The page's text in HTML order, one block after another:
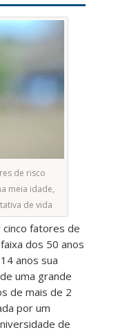
de risco
meia idade,
de vida
fatores de
dos 50 anos
anos sua
uma grande
de mais de 2
por um
de